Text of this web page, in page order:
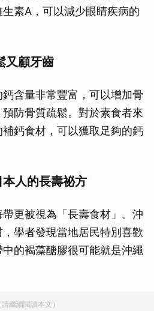
素A，可以減少眼睛疾病的
又顧牙齒
含量非常豐富，可以增加骨
防骨質疏鬆。對於素食者來
鈣食材，可以獲取足夠的鈣
本人的長壽祕方
更被視為「長壽食材」。沖
學者發現當地居民特別喜歡
的褐藻醣膠很可能就是沖繩
繼續閱讀本文）